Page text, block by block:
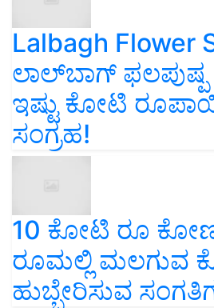
Lalbagh Flower
ಲಾಲ್‌ಬಾಗ್ ಫಲಪುಷ್ಪ
ಇಷ್ಟು ಕೋಟಿ
ಸಂಗ್ರಹ!
10 ಕೋಟಿ ರೂ
ರೂಮಲ್ಲಿ ಮಲಗುವ
ಹುಬ್ಬೇರಿಸುವ